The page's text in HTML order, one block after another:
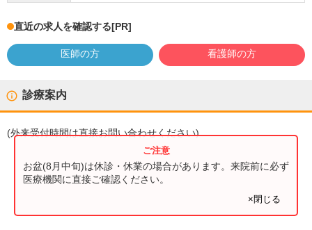
直近の求人を確認する[PR]
医師の方 看護師の方
診療案内
(外来受付時間は直接お問い合わせください)
お盆(8月中旬)は休診・休業の場合があります。来院前に必ず
医療機関に直接ご確認ください。
×閉じる